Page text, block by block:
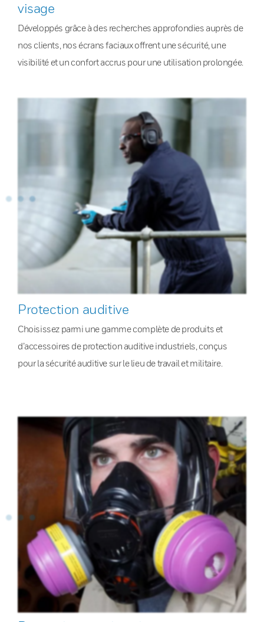
visage
Développés grâce à des recherches approfondies auprès de
nos clients, nos écrans faciaux offrent une sécurité, une
visibilité et un confort accrus pour une utilisation prolongée.
Protection auditive
Choisissez parmi une gamme complète de produits et
d’accessoires de protection auditive industriels, conçus
pour la sécurité auditive sur le lieu de travail et militaire.